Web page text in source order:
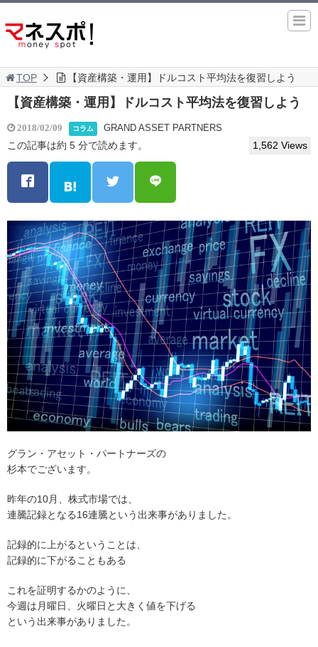
TOP 【資産構築・運用】ドルコスト平均法を復習しよう
【資産構築・運用】ドルコスト平均法を復習しよう
2018/02/09 コラム GRAND ASSET PARTNERS
この記事は約 5 分で読めます。 1,562 Views
グラン・アセット・パートナーズの
杉本でございます。
昨年の10月、株式市場では、
連騰記録となる16連騰という出来事がありました。
記録的に上がるということは、
記録的に下がることもある
これを証明するかのように、
今週は月曜日、火曜日と大きく値を下げる
という出来事がありました。